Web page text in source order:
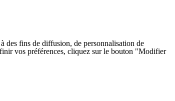
des fins de diffusion, de personnalisation de
vos préférences, cliquez sur le bouton "Modifier